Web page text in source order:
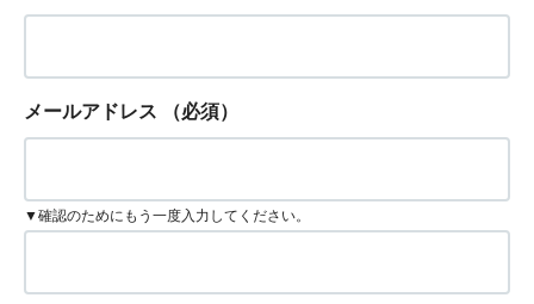
メールアドレス （必須）
▼確認のためにもう一度入力してください。